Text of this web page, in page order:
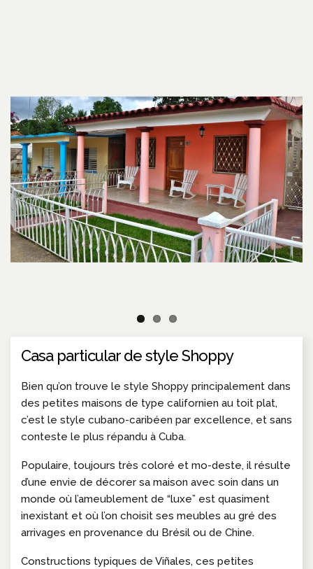
Casa particular de style Shoppy
Bien qu’on trouve le style Shoppy principalement dans
des petites maisons de type californien au toit plat,
c’est le style cubano-caribéen par excellence, et sans
conteste le plus répandu à Cuba.
Populaire, toujours très coloré et mo-deste, il résulte
d’une envie de décorer sa maison avec soin dans un
monde où l’ameublement de “luxe” est quasiment
inexistant et où l’on choisit ses meubles au gré des
arrivages en provenance du Brésil ou de Chine.
Constructions typiques de Viñales, ces petites